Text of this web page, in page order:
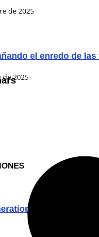
de 2025
el enredo de
de 2025
Costs in the